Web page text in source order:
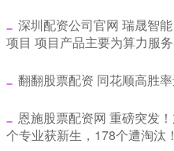
深圳配资公司官网 瑞晟智
项目 项目产品主要为算力服
翻翻股票配资 同花顺高胜
恩施股票配资网 重磅突发
个专业获新生，178个遭淘汰